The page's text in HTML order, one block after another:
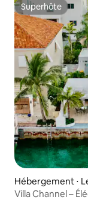
Superhôte
Superhôte
Hébergement ⋅
Villa Channel –